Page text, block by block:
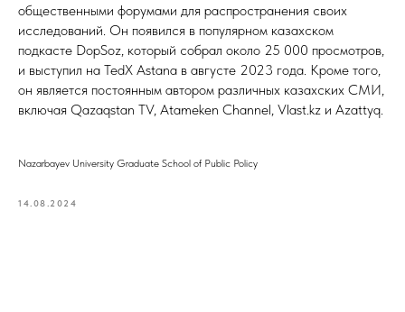
общественными форумами для распространения своих
исследований. Он появился в популярном казахском
подкасте DopSoz, который собрал около 25 000 просмотров,
и выступил на TedX Astana в августе 2023 года. Кроме того,
он является постоянным автором различных казахских СМИ,
включая Qazaqstan TV, Atameken Channel, Vlast.kz и Azattyq.
Nazarbayev University Graduate School of Public Policy
14.08.2024